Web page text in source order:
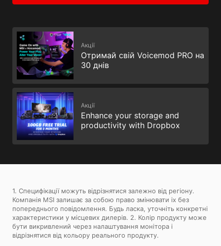
Акції
Отримай свій Voicemod PRO на
30 днів
Акції
Enhance your storage and
productivity with Dropbox
1. Специфікації можуть відрізнятися залежно від регіону.
Компанія MSI залишає за собою право змінювати іх без
попереднього повідомлення. Будь ласка, уточніть конкретні
характеристики у місцевих дилерів. 2. Колір продукту може
бути викривлений через налаштування монітора і
відрізнятися від кольору реального продукту.